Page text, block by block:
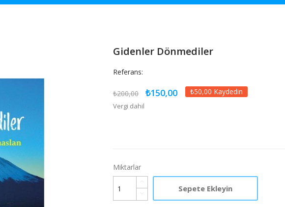
Gidenler Dönmediler
Referans:
₺200,00 ₺150,00 ₺50,00 Kaydedin
Vergi dahil
Miktarlar
Sepete Ekleyin